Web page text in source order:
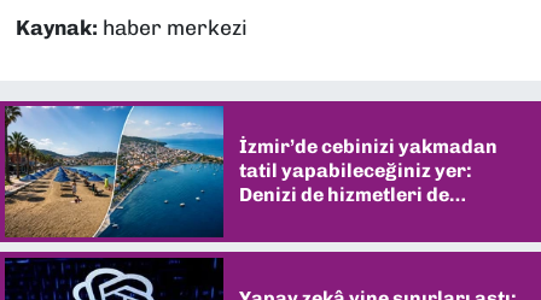
Kaynak: haber merkezi
İzmir’de cebinizi yakmadan
tatil yapabileceğiniz yer:
Denizi de hizmetleri de